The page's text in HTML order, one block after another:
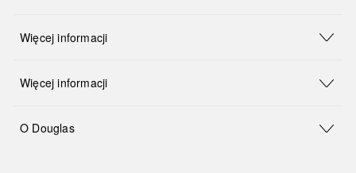
Więcej informacji
Więcej informacji
O Douglas